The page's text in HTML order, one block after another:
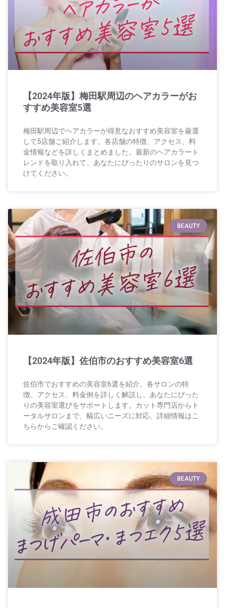
【2024年版】梅田駅周辺のヘアカラーがお
すすめ美容室5選
梅田駅周辺でヘアカラーが得意なおすすめ美容室を厳選
して5店舗ご紹介します。各店舗の特徴、アクセス、料
金情報などを詳しくまとめました。最新のヘアカラート
レンドを取り入れて、あなたにぴったりのサロンを見つ
けてください。
BEAUTY
【2024年版】佐伯市のおすすめ美容室6選
佐伯市でおすすめの美容室6選を紹介。各サロンの特
徴、アクセス、料金例を詳しく解説し、あなたにぴった
りの美容室選びをサポートします。カット専門店からト
ータルサロンまで、幅広いニーズに対応。詳細情報はこ
ちらからご確認ください。
BEAUTY